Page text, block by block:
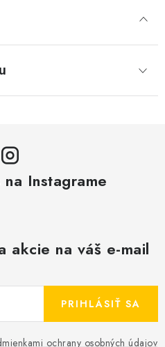
Instagrame
akcie na váš e-mail
ochrany osobných údajov
PRIHLÁSIŤ SA